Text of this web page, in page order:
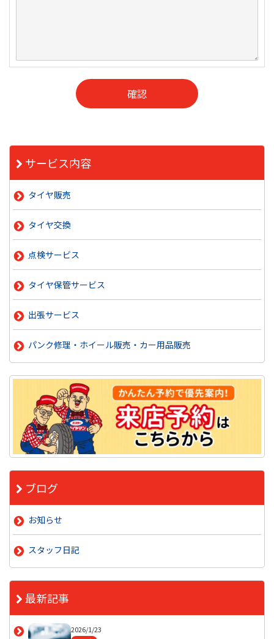
サービス内容
タイヤ販売
タイヤ交換
点検サービス
タイヤ保管サービス
出張サービス
パンク修理・ホイール販売・カー用品販売
ブログ
お知らせ
スタッフ日記
最新記事
2026/1/23